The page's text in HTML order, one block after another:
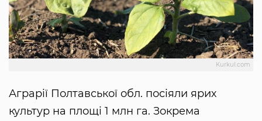
Kurkul.com
Аграрії Полтавської обл. посіяли ярих
культур на площі 1 млн га. Зокрема